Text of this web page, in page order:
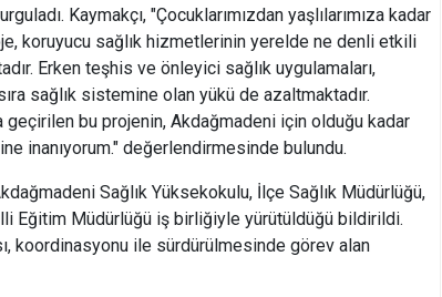
Kaymakçı, "Çocuklarımızdan yaşlılarımıza kadar
koruyucu sağlık hizmetlerinin yerelde ne denli etkili
Erken teşhis ve önleyici sağlık uygulamaları,
sağlık sistemine olan yükü de azaltmaktadır.
geçirilen bu projenin, Akdağmadeni için olduğu kadar
inanıyorum." değerlendirmesinde bulundu.
Sağlık Yüksekokulu, İlçe Sağlık Müdürlüğü,
Eğitim Müdürlüğü iş birliğiyle yürütüldüğü bildirildi.
koordinasyonu ile sürdürülmesinde görev alan